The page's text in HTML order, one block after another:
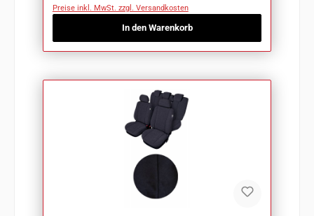
Preise inkl. MwSt. zzgl. Versandkosten
In den Warenkorb